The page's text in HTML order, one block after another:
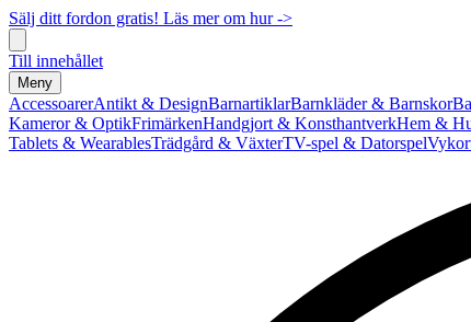
Sälj ditt fordon gratis! Läs mer om hur ->
Till innehållet
Meny
AccessoarerAntikt & DesignBarnartiklarBarnkläder & Barnskor
Kameror & OptikFrimärkenHandgjort & KonsthantverkHem &
Tablets & WearablesTrädgård & VäxterTV-spel & Datorspel